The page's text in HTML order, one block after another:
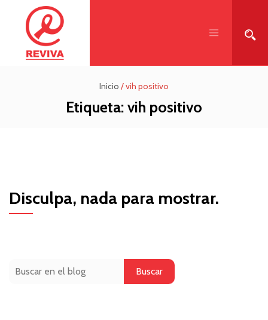
Inicio /vih positivo
Etiqueta: vih positivo
Disculpa, nada para mostrar.
Buscar